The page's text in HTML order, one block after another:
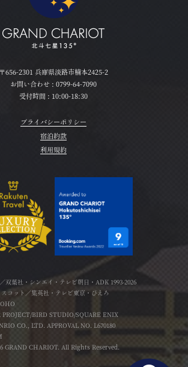
〒656-2301 兵庫県淡路市楠本2425-2
お問い合わせ : 0799-64-7090
受付時間 : 10:00-18:30
プライバシーポリシー
宿泊約款
利用規約
双葉社・シンエイ・テレビ朝日・ADK 1993-2026
コット／集英社・テレビ東京・ぴえろ
BIRD STUDIO/SQUARE ENIX
CO., LTD. APPROVAL NO. L670180
GRAND CHARIOT. All Rights Reserved.